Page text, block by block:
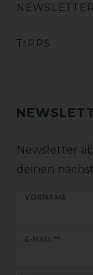
NEWSLETTER
TIPPS
Newsletter
deinen
VORNAME
E-MAIL **
Newsletter